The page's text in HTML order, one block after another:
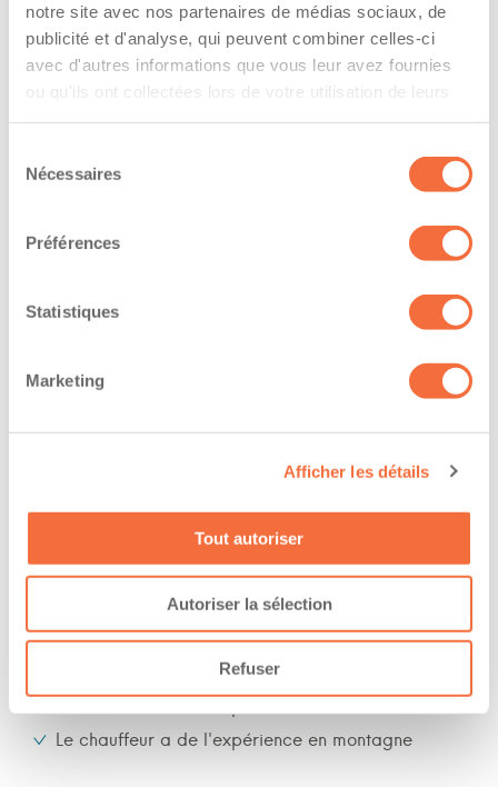
notre site avec nos partenaires de médias sociaux, de
publicité et d'analyse, qui peuvent combiner celles-ci
avec d'autres informations que vous leur avez fournies
ou qu'ils ont collectées lors de votre utilisation de leurs
Nécessaires
Préférences
Statistiques
Marketing
Afficher les détails
Tout autoriser
Autoriser la sélection
Refuser
Has a vehicle registered in the following
province:
quebec
permis de conduire
Formations / certifications - Mention M sur le
work at/during :
Jour
Expérience
Nombre d'années d'expériences 7 ans
Le chauffeur a de l'expérience en montagne